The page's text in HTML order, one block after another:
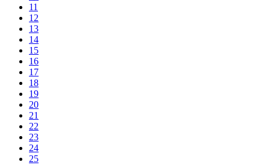
11
12
13
14
15
16
17
18
19
20
21
22
23
24
25